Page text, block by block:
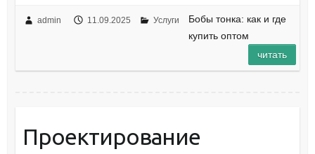
admin 11.09.2025 Услуги
Бобы тонка: как и где
купить оптом
читать
Проектирование